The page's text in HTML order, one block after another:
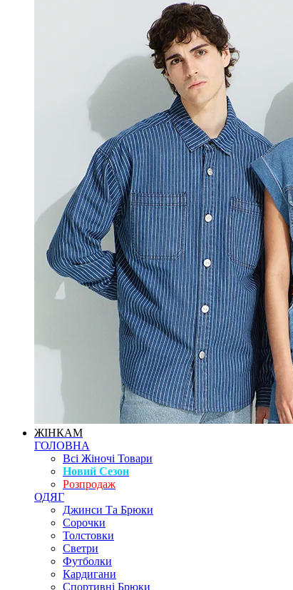
ЖІНКАМ
ГОЛОВНА
Всі Жіночі Товари
Новий Сезон
Розпродаж
ОДЯГ
Джинси Та Брюки
Сорочки
Толстовки
Светри
Футболки
Кардигани
Спортивні Брюки